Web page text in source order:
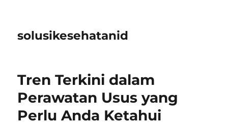
solusikesehatanid
Tren Terkini dalam
Perawatan Usus yang
Perlu Anda Ketahui